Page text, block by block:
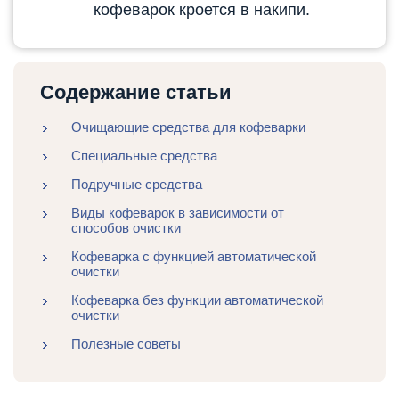
кофеварок кроется в накипи.
Содержание статьи
Очищающие средства для кофеварки
Специальные средства
Подручные средства
Виды кофеварок в зависимости от
способов очистки
Кофеварка с функцией автоматической
очистки
Кофеварка без функции автоматической
очистки
Полезные советы